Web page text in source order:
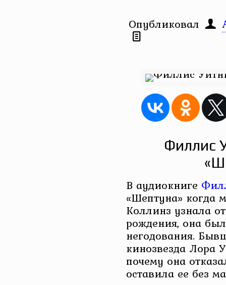
Опубликовал
Филлис
В аудиокниге
«Шептуна» когда
Коллинз узнала
рождения, она
негодования.
кинозвезда Лора
почему она
оставила ее без